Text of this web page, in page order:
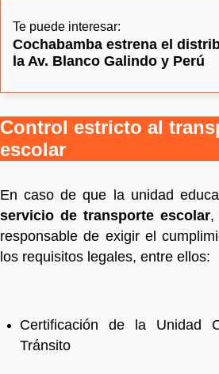
Te puede interesar:
Cochabamba estrena el
la Av. Blanco Galindo y Perú
Control estricto al
escolar
En caso de que la unidad
servicio de transporte escolar,
responsable de exigir el
los requisitos legales, entre ellos:
Certificación de la Unidad
Tránsito